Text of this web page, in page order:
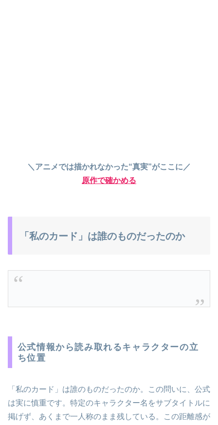
＼アニメでは描かれなかった“真実”がここに／
原作で確かめる
「私のカード」は誰のものだったのか
公式情報から読み取れるキャラクターの立
ち位置
「私のカード」は誰のものだったのか。この問いに、公式
は実に慎重です。特定のキャラクター名をサブタイトルに
掲げず、あくまで一人称のまま残している。この距離感が